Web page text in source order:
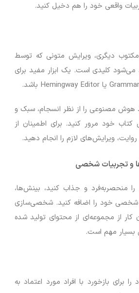
واقعی خود را هم دخیل کنید.
دیگری، ویرایش متونی که توسط
کلیدی است. یک ابزار مفید برای
هوش مصنوعی را از نظر انسجام، سبک و
کتاب خود مرور کنید. برای اطمینان از
ویرایش‌های لازم را انجام دهید.
را منحصربه‌فرد و جذاب کنید، بینش‌ها،
شخصی خود را اضافه کنید. شخصی‌سازی
کار از مجموعه‌ای از محتوای تولید شده
مهم است.
برای بازخورد با افراد مورد اعتماد به